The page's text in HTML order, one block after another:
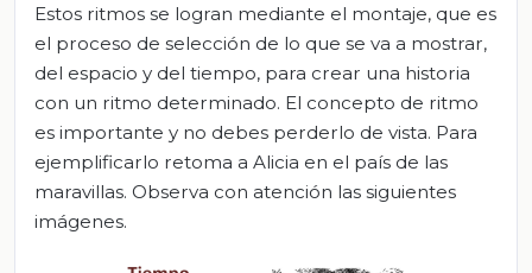
Estos ritmos se logran mediante el montaje, que es
el proceso de selección de lo que se va a mostrar,
del espacio y del tiempo, para crear una historia
con un ritmo determinado. El concepto de ritmo
es importante y no debes perderlo de vista. Para
ejemplificarlo retoma a Alicia en el país de las
maravillas. Observa con atención las siguientes
imágenes.